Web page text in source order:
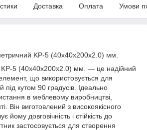
Доставка Оплата Умови
KP-5 (40x40x200x2.0) мм.
KP-5 (40x40x200x2.0) мм. — це надійний
що використовується для
під кутом 90 градусів. Ідеально
в меблевому виробництві,
Він виготовлений з високоякісного
йому довговічність і стійкість до
застосовується для створення